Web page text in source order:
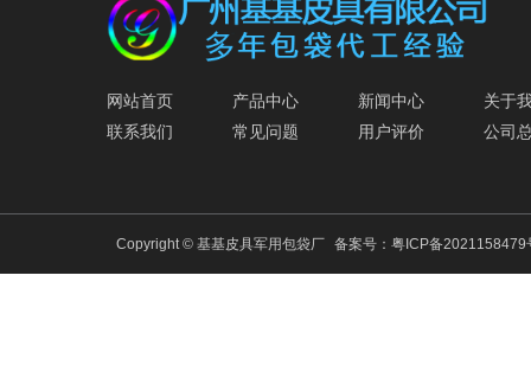
网站首页 产品中心 新闻中心
关于
联系我们
常见问题 用户评价 公司
Copyright © 基基皮具军用包袋厂 备案号： 粤ICP备2021158479